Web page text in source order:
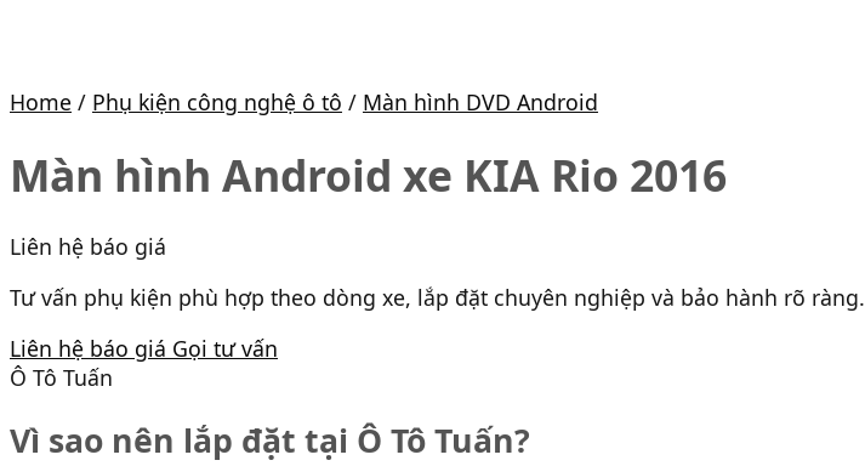
Home / Phụ kiện công nghệ ô tô / Màn hình DVD Android
Màn hình Android xe KIA Rio 2016
Liên hệ báo giá
Tư vấn phụ kiện phù hợp theo dòng xe, lắp đặt chuyên nghiệp và bảo hành rõ ràng.
Liên hệ báo giá Gọi tư vấn
Ô Tô Tuấn
Vì sao nên lắp đặt tại Ô Tô Tuấn?